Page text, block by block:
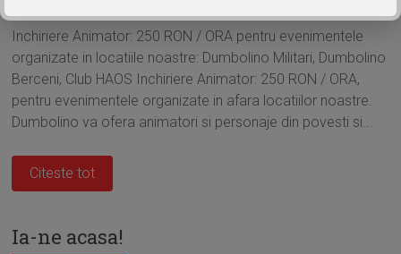
Inchiriere Animator: 250 RON / ORA pentru evenimentele
organizate in locatiile noastre: Dumbolino Militari, Dumbolino
Berceni, Club HAOS Inchiriere Animator: 250 RON / ORA,
pentru evenimentele organizate in afara locatiilor noastre.
Dumbolino va ofera animatori si personaje din povesti si...
Citeste tot
Ia-ne acasa!